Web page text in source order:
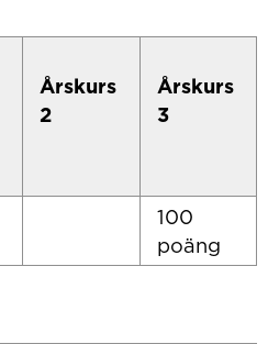
Årskurs
2
Årskurs
3
100
poäng